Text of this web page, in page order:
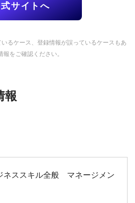
サイトへ
るケース、登録情報が誤っているケースもあ
をご確認ください。
報
ネススキル全般 マネージメン